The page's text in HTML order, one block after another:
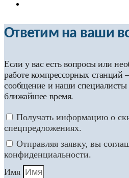
Ответим на ваши
Если у вас есть вопросы или
работе компрессорных станций
сообщение и наши специалисты
ближайшее время.
Получать информацию о
спецпредложениях.
Отправляя заявку, вы
конфиденциальности.
Имя